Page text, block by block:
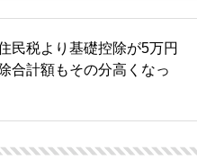
民税より基礎控除が5万円
合計額もその分高くなっ